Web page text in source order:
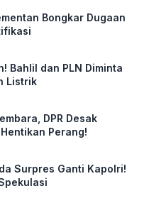
Bongkar Dugaan
Bahlil dan PLN Diminta
Listrik
DPR Desak
Perang!
Surpres Ganti Kapolri!